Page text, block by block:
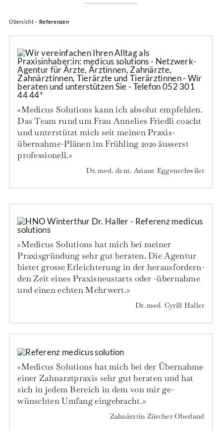
Übersicht – Referenzen
«Medicus Solutions kann ich absolut empfehlen.
Das Team rund um Frau Annelies Friedli coacht
und unter­stützt mich seit meinen Praxis­
übernahme-Plänen im Früh­ling 2020 äus­serst
profes­sionell.»
Dr. med. dent. Ariane Eggenschwiler
«Medicus Solutions hat mich bei meiner
Praxisgründung sehr gut beraten. Die Agentur
bie­tet gros­se Er­leich­terung in der her­aus­­­fordern­­
den Zeit eines Praxis­­­neu­­starts oder -über­­­nahme
und einen ech­ten Mehr­­­wert.»
Dr. med. Cyrill Haller
«Medicus Solutions hat mich bei der Übernahme
einer Zahn­arzt­praxis sehr gut beraten und hat
sich in jedem Be­reich in dem von mir ge­
wünschten Um­fang eingebracht.»
Zahnärztin Zürcher Oberland